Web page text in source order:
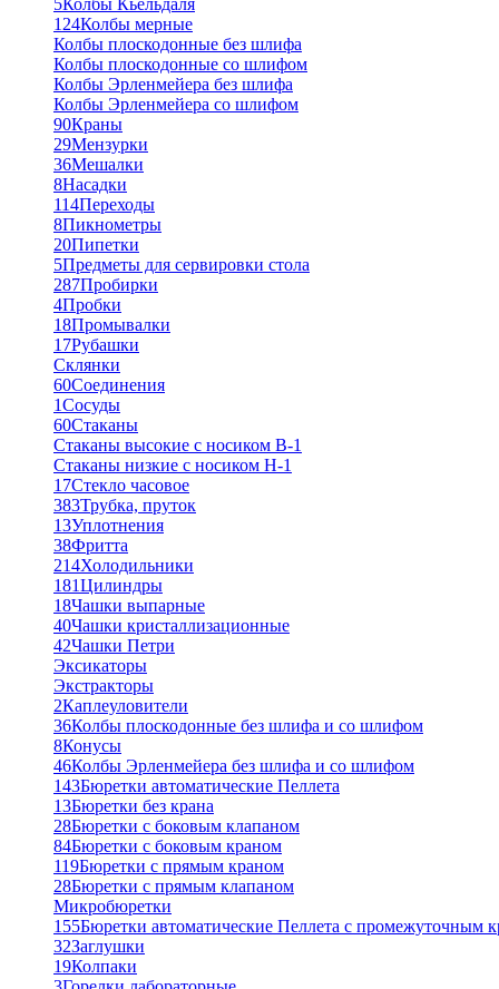
5Колбы Кьельдаля
124Колбы мерные
Колбы плоскодонные без шлифа
Колбы плоскодонные со шлифом
Колбы Эрленмейера без шлифа
Колбы Эрленмейера со шлифом
90Краны
29Мензурки
36Мешалки
8Насадки
114Переходы
8Пикнометры
20Пипетки
5Предметы для сервировки стола
287Пробирки
4Пробки
18Промывалки
17Рубашки
Склянки
60Соединения
1Сосуды
60Стаканы
Стаканы высокие с носиком В-1
Стаканы низкие с носиком Н-1
17Стекло часовое
383Трубка, пруток
13Уплотнения
38Фритта
214Холодильники
181Цилиндры
18Чашки выпарные
40Чашки кристаллизационные
42Чашки Петри
Эксикаторы
Экстракторы
2Каплеуловители
36Колбы плоскодонные без шлифа и со шлифом
8Конусы
46Колбы Эрленмейера без шлифа и со шлифом
143Бюретки автоматические Пеллета
13Бюретки без крана
28Бюретки с боковым клапаном
84Бюретки с боковым краном
119Бюретки с прямым краном
28Бюретки с прямым клапаном
Микробюретки
155Бюретки автоматические Пеллета с промежуточным
32Заглушки
19Колпаки